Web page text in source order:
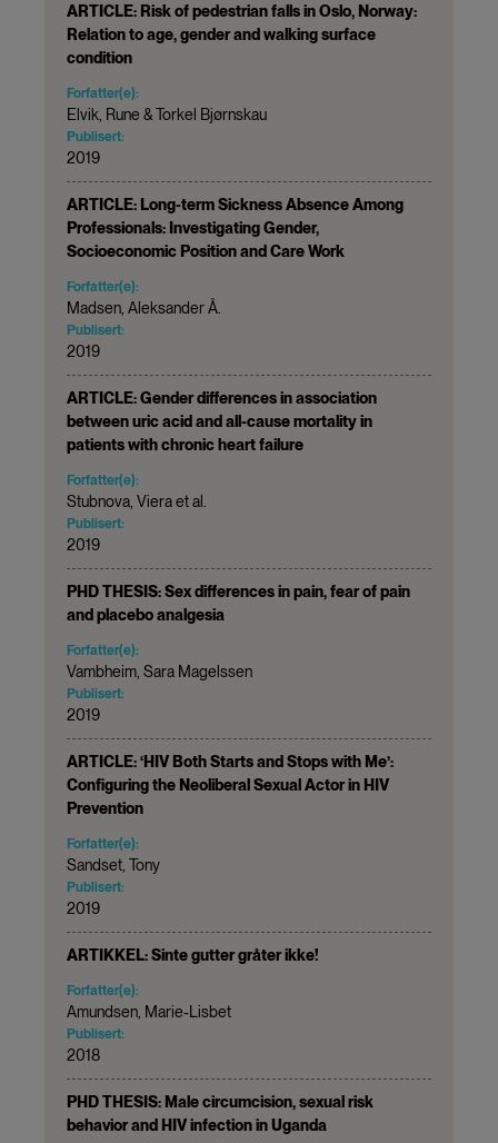
ARTICLE: Risk of pedestrian falls in Oslo, Norway:
Relation to age, gender and walking surface
condition
Forfatter(e):
Elvik, Rune & Torkel Bjørnskau
Publisert:
2019
ARTICLE: Long-term Sickness Absence Among
Professionals: Investigating Gender,
Socioeconomic Position and Care Work
Forfatter(e):
Madsen, Aleksander Å.
Publisert:
2019
ARTICLE: Gender differences in association
between uric acid and all-cause mortality in
patients with chronic heart failure
Forfatter(e):
Stubnova, Viera et al.
Publisert:
2019
PHD THESIS: Sex differences in pain, fear of pain
and placebo analgesia
Forfatter(e):
Vambheim, Sara Magelssen
Publisert:
2019
ARTICLE: ‘HIV Both Starts and Stops with Me’:
Configuring the Neoliberal Sexual Actor in HIV
Prevention
Forfatter(e):
Sandset, Tony
Publisert:
2019
ARTIKKEL: Sinte gutter gråter ikke!
Forfatter(e):
Amundsen, Marie-Lisbet
Publisert:
2018
PHD THESIS: Male circumcision, sexual risk
behavior and HIV infection in Uganda